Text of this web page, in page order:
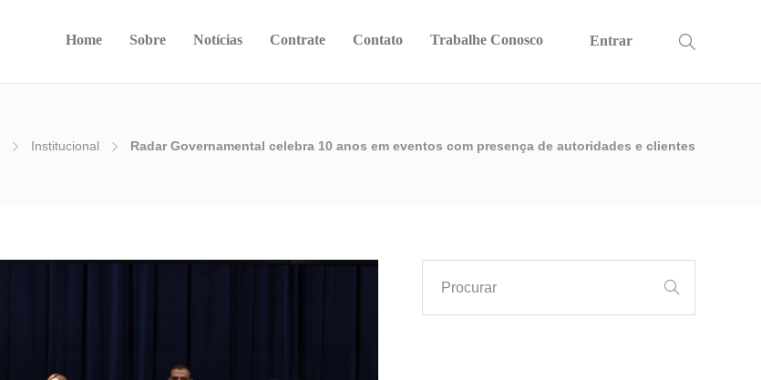
Home Sobre Notícias Contrate Contato Trabalhe Conosco Entrar
Institucional Radar Governamental celebra 10 anos em eventos com presença de autoridades e clientes